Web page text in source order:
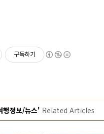
구독하기
행정보/뉴스' Related Articles